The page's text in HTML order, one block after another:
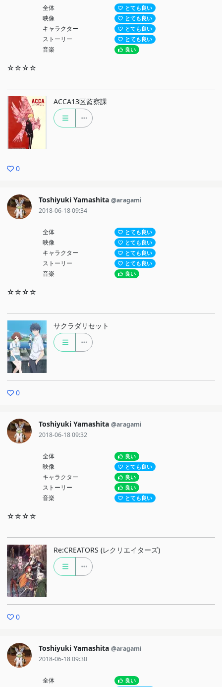
全体 とても良い
映像 とても良い
キャラクター とても良い
ストーリー とても良い
音楽 良い
☆☆☆☆
ACCA13区監察課
0
Toshiyuki Yamashita @aragami
2018-06-18 09:34
全体 とても良い
映像 とても良い
キャラクター とても良い
ストーリー とても良い
音楽 良い
☆☆☆☆
サクラダリセット
0
Toshiyuki Yamashita @aragami
2018-06-18 09:32
全体 良い
映像 とても良い
キャラクター 良い
ストーリー 良い
音楽 とても良い
☆☆☆☆
Re:CREATORS (レクリエイターズ)
0
Toshiyuki Yamashita @aragami
2018-06-18 09:30
全体 良い